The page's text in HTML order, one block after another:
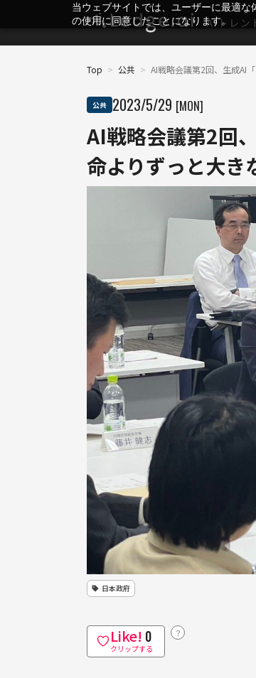
当ウェブサイトでは、ユーザーに最適
の使用に同意したことになります。
Top > 公共 > AI戦略会議第2回、生成AI
公共 2023/5/29 [MON]
AI戦略会議第2回
命よりずっと大き
日本政府
Like! 0
クリップする
？